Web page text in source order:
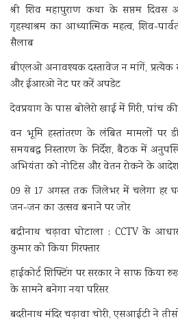
श्री शिव महापुराण कथा के सप्तम दिवस
गृहस्थाश्रम का आध्यात्मिक महत्व, शिव-
सैलाब
बीएलओ अनावश्यक दस्तावेज न मांगें,
और ईआरओ नेट पर करें अपडेट
देवप्रयाग के पास बोलेरो खाई में गिरी, पांच
वन भूमि हस्तांतरण के लंबित मामलों पर
समयबद्ध निस्तारण के निर्देश, बैठक में
अभियंता को नोटिस और वेतन रोकने के
09 से 17 अगस्त तक जिलेभर में चलेगा हर
जन-जन का उत्सव बनाने पर जोर
बद्रीनाथ चढ़ावा घोटाला : CCTV के
कुमार को किया गिरफ्तार
हाईकोर्ट शिफ्टिंग पर सरकार ने साफ किया
के सामने बनेगा नया परिसर
बदरीनाथ मंदिर चढ़ावा चोरी, एसआईटी ने